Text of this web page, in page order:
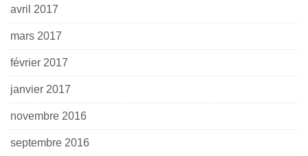
avril 2017
mars 2017
février 2017
janvier 2017
novembre 2016
septembre 2016